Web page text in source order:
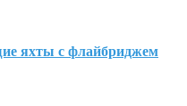
яхты с флайбриджем